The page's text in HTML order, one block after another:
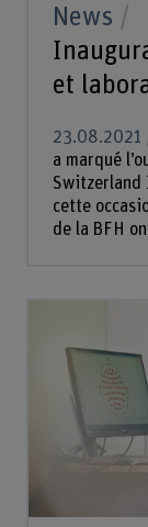
News
et
23.08.2021
a marqué
Switzerland
cette
de la BFH